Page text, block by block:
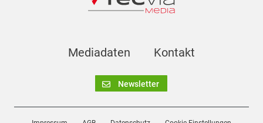
Mediadaten Kontakt
Newsletter